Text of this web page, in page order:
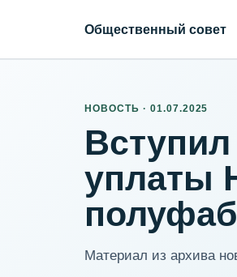
Общественный совет
НОВОСТЬ · 01.07.2025
уплаты
Материал из архива